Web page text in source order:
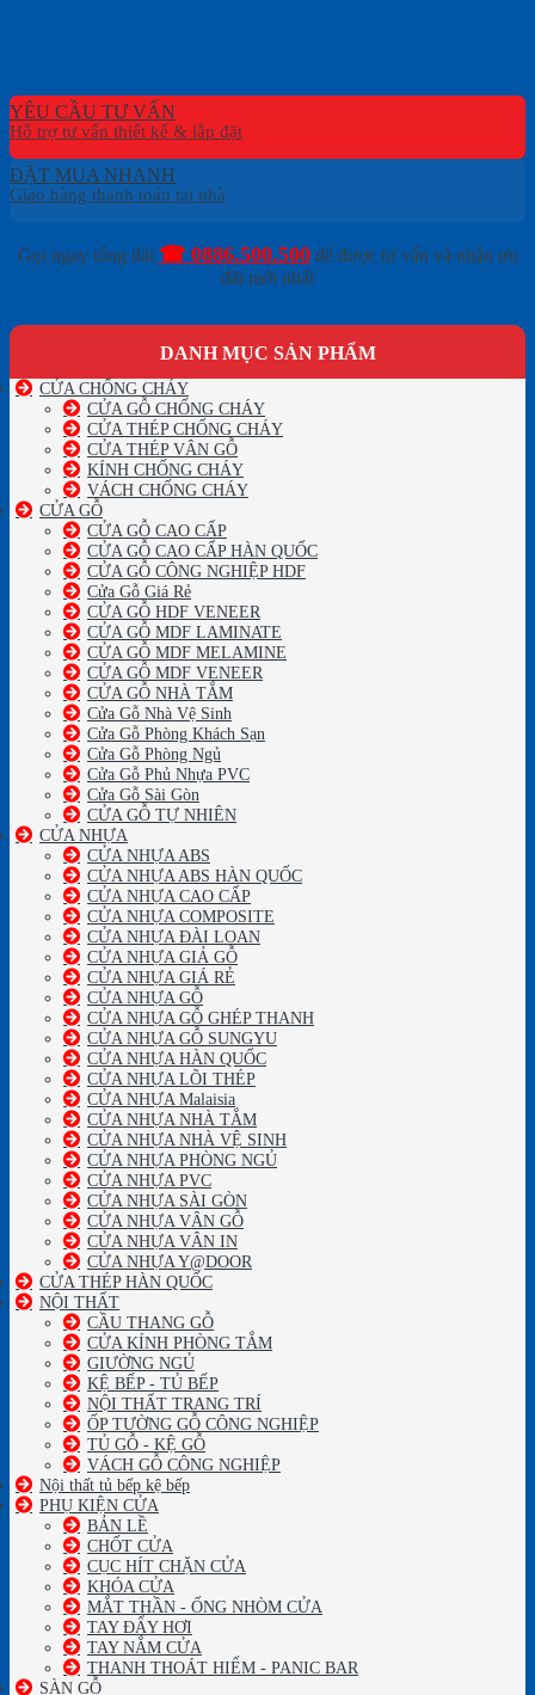
YÊU CẦU TƯ VẤN
ĐẶT MUA NHANH
Gọi ngay tổng đài ☎ 0886.500.500để được tư vấn và nhận ưu
đãi mới nhất
DANH MỤC SẢN PHẨM
CỬA CHỐNG CHÁY
CỬA GỖ CHỐNG CHÁY
CỬA THÉP CHỐNG CHÁY
CỬA THÉP VÂN GỖ
KÍNH CHỐNG CHÁY
VÁCH CHỐNG CHÁY
CỬA GỖ
CỬA GỖ CAO CẤP
CỬA GỖ CAO CẤP HÀN QUỐC
CỬA GỖ CÔNG NGHIỆP HDF
Cửa Gỗ Giá Rẻ
CỬA GỖ HDF VENEER
CỬA GỖ MDF LAMINATE
CỬA GỖ MDF MELAMINE
CỬA GỖ MDF VENEER
CỬA GỖ NHÀ TẮM
Cửa Gỗ Nhà Vệ Sinh
Cửa Gỗ Phòng Khách Sạn
Cửa Gỗ Phòng Ngủ
Cửa Gỗ Phủ Nhựa PVC
Cửa Gỗ Sài Gòn
CỬA GỖ TỰ NHIÊN
CỬA NHỰA
CỬA NHỰA ABS
CỬA NHỰA ABS HÀN QUỐC
CỬA NHỰA CAO CẤP
CỬA NHỰA COMPOSITE
CỬA NHỰA ĐÀI LOAN
CỬA NHỰA GIẢ GỖ
CỬA NHỰA GIÁ RẺ
CỬA NHỰA GỖ
CỬA NHỰA GỖ GHÉP THANH
CỬA NHỰA GỖ SUNGYU
CỬA NHỰA HÀN QUỐC
CỬA NHỰA LÕI THÉP
CỬA NHỰA Malaisia
CỬA NHỰA NHÀ TẮM
CỬA NHỰA NHÀ VỆ SINH
CỬA NHỰA PHÒNG NGỦ
CỬA NHỰA PVC
CỬA NHỰA SÀI GÒN
CỬA NHỰA VÂN GỖ
CỬA NHỰA VÂN IN
CỬA NHỰA Y@DOOR
CỬA THÉP HÀN QUỐC
NỘI THẤT
CẦU THANG GỖ
CỬA KÍNH PHÒNG TẮM
GIƯỜNG NGỦ
KỆ BẾP - TỦ BẾP
NỘI THẤT TRANG TRÍ
ỐP TƯỜNG GỖ CÔNG NGHIỆP
TỦ GỖ - KỆ GỖ
VÁCH GỖ CÔNG NGHIỆP
Nội thất tủ bếp kệ bếp
PHỤ KIỆN CỬA
BẢN LỀ
CHỐT CỬA
CỤC HÍT CHẶN CỬA
KHÓA CỬA
MẮT THẦN - ỐNG NHÒM CỬA
TAY ĐẨY HƠI
TAY NẮM CỬA
THANH THOÁT HIỂM - PANIC BAR
SÀN GỖ